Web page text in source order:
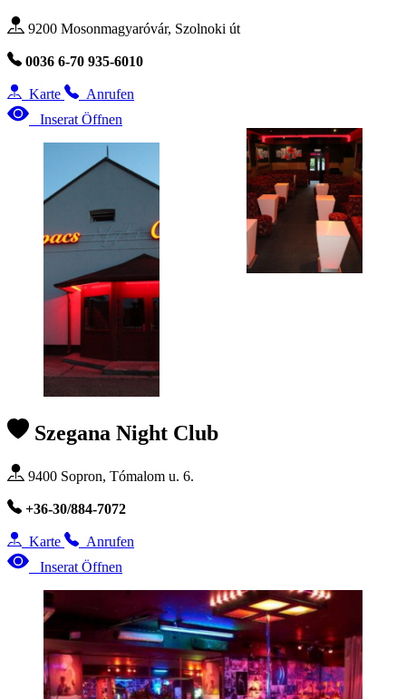
9200 Mosonmagyaróvár, Szolnoki út
0036 6-70 935-6010
Karte
Anrufen
Inserat Öffnen
Szegana Night Club
9400 Sopron, Tómalom u. 6.
+36-30/884-7072
Karte
Anrufen
Inserat Öffnen